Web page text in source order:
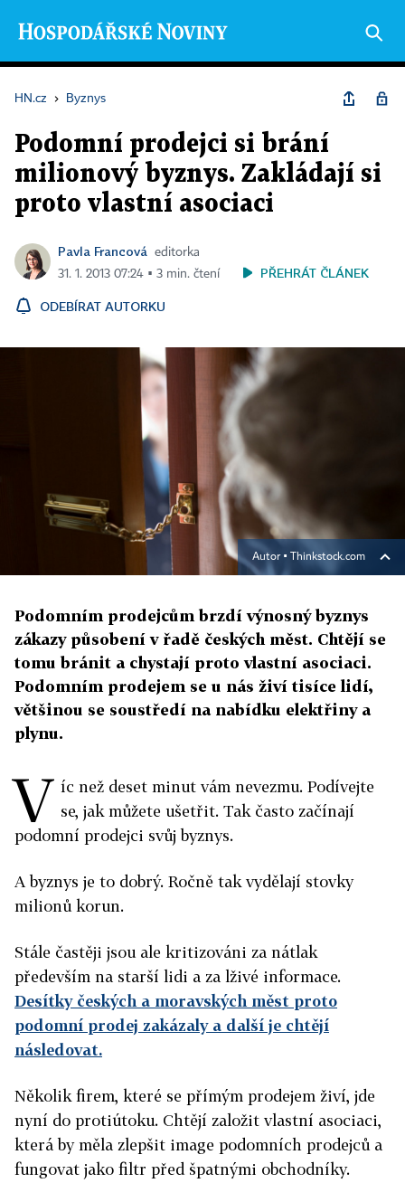
HN.cz › Byznys
Podomní prodejci si brání
milionový byznys. Zakládají si
proto vlastní asociaci
Pavla Francová
editorka
31. 1. 2013 07:24 ▪ 3 min. čtení
PŘEHRÁT ČLÁNEK
ODEBÍRAT AUTORKU
Autor ▪ Thinkstock.com
Podomním prodejcům brzdí výnosný byznys
zákazy působení v řadě českých měst. Chtějí se
tomu bránit a chystají proto vlastní asociaci.
Podomním prodejem se u nás živí tisíce lidí,
většinou se soustředí na nabídku elektřiny a
plynu.
V íc než deset minut vám nevezmu. Podívejte
se, jak můžete ušetřit. Tak často začínají
podomní prodejci svůj byznys.
A byznys je to dobrý. Ročně tak vydělají stovky
milionů korun.
Stále častěji jsou ale kritizováni za nátlak
především na starší lidi a za lživé informace.
Desítky českých a moravských měst proto
podomní prodej zakázaly a další je chtějí
následovat.
Několik firem, které se přímým prodejem živí, jde
nyní do protiútoku. Chtějí založit vlastní asociaci,
která by měla zlepšit image podomních prodejců a
fungovat jako filtr před špatnými obchodníky.